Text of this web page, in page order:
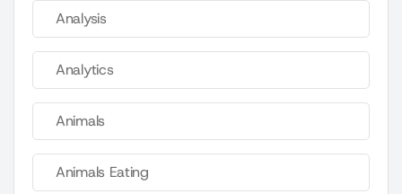
Analysis
Analytics
Animals
Animals Eating